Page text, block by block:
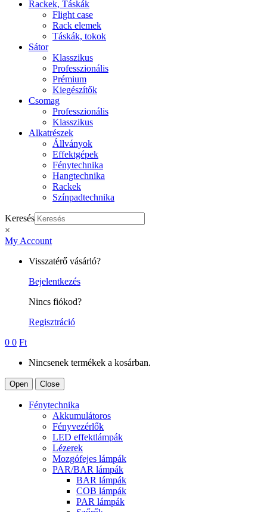
Rackek, Táskák
Flight case
Rack elemek
Táskák, tokok
Sátor
Klasszikus
Professzionális
Prémium
Kiegészítők
Csomag
Professzionális
Klasszikus
Alkatrészek
Állványok
Effektgépek
Fénytechnika
Hangtechnika
Rackek
Színpadtechnika
Keresés
×
My Account
Visszatérő vásárló?
Bejelentkezés
Nincs fiókod?
Regisztráció
0 0 Ft
Nincsenek termékek a kosárban.
Open Close
Fénytechnika
Akkumulátoros
Fényvezérlők
LED effektlámpák
Lézerek
Mozgófejes lámpák
PAR/BAR lámpák
BAR lámpák
COB lámpák
PAR lámpák